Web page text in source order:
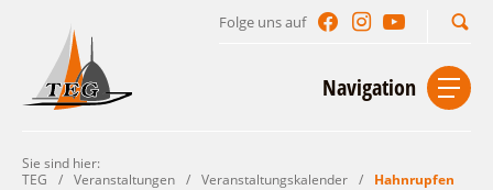
Folge uns auf
Navigation
Start Kontakt
Sie sind hier:
TEG
/ Veranstaltungen / Veranstaltungskalender / Hahnrupfen